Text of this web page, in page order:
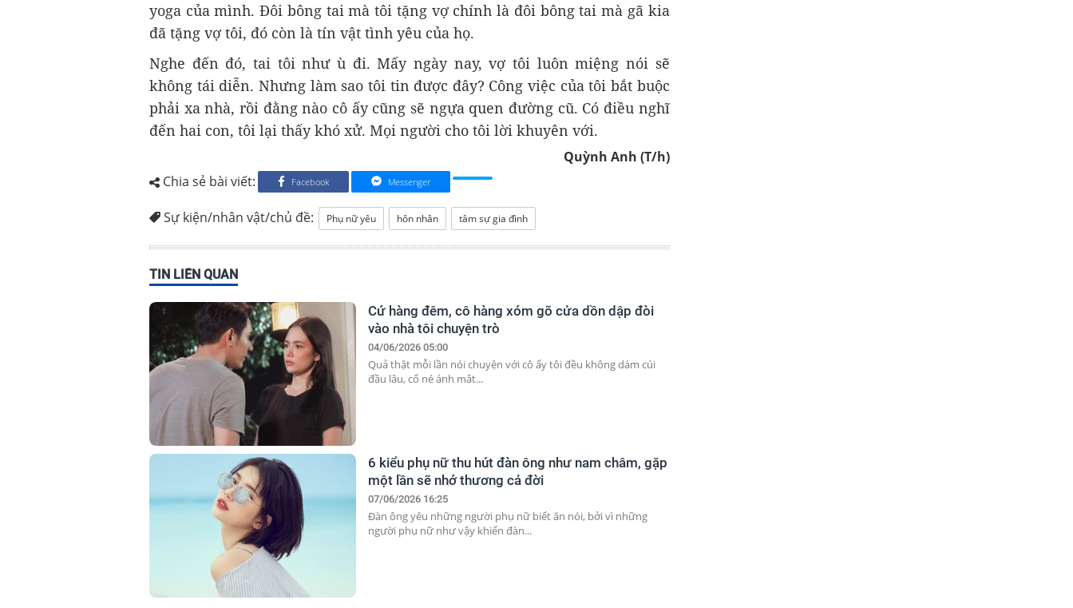
yoga của mình. Đôi bông tai mà tôi tặng vợ chính là đôi bông tai mà gã kia
đã tặng vợ tôi, đó còn là tín vật tình yêu của họ.
Nghe đến đó, tai tôi như ù đi. Mấy ngày nay, vợ tôi luôn miệng nói sẽ
không tái diễn. Nhưng làm sao tôi tin được đây? Công việc của tôi bắt buộc
phải xa nhà, rồi đằng nào cô ấy cũng sẽ ngựa quen đường cũ. Có điều nghĩ
đến hai con, tôi lại thấy khó xử. Mọi người cho tôi lời khuyên với.
Quỳnh Anh (T/h)
Chia sẻ bài viết:
Facebook Messenger
Sự kiện/nhân vật/chủ đề: Phụ nữ yêu hôn nhân tâm sự gia đình
TIN LIÊN QUAN
Cứ hàng đêm, cô hàng xóm gõ cửa dồn dập đòi
vào nhà tôi chuyện trò
04/06/2026 05:00
Quả thật mỗi lần nói chuyện với cô ấy tôi đều không dám cúi
đầu lâu, cố né ánh mắt...
6 kiểu phụ nữ thu hút đàn ông như nam châm, gặp
một lần sẽ nhớ thương cả đời
07/06/2026 16:25
Đàn ông yêu những người phụ nữ biết ăn nói, bởi vì những
người phụ nữ như vậy khiến đàn...